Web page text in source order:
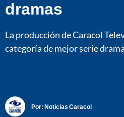
dramas
La producción de Caracol
categoría de mejor serie
Por: Noticias Caracol